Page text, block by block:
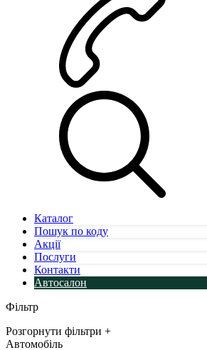
Каталог
Пошук по коду
Акції
Послуги
Контакти
Автосалон
Фільтр
Розгорнути фільтри +
Автомобіль